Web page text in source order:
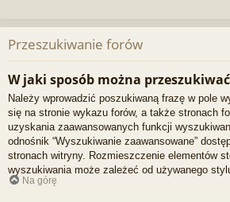
Przeszukiwanie forów
W jaki sposób można
Należy wprowadzić poszukiwaną frazę w pole
się na stronie wykazu forów, a także stronach
uzyskania zaawansowanych funkcji
odnośnik “Wyszukiwanie zaawansowane”
stronach witryny. Rozmieszczenie elementów
wyszukiwania może zależeć od używanego
Na górę